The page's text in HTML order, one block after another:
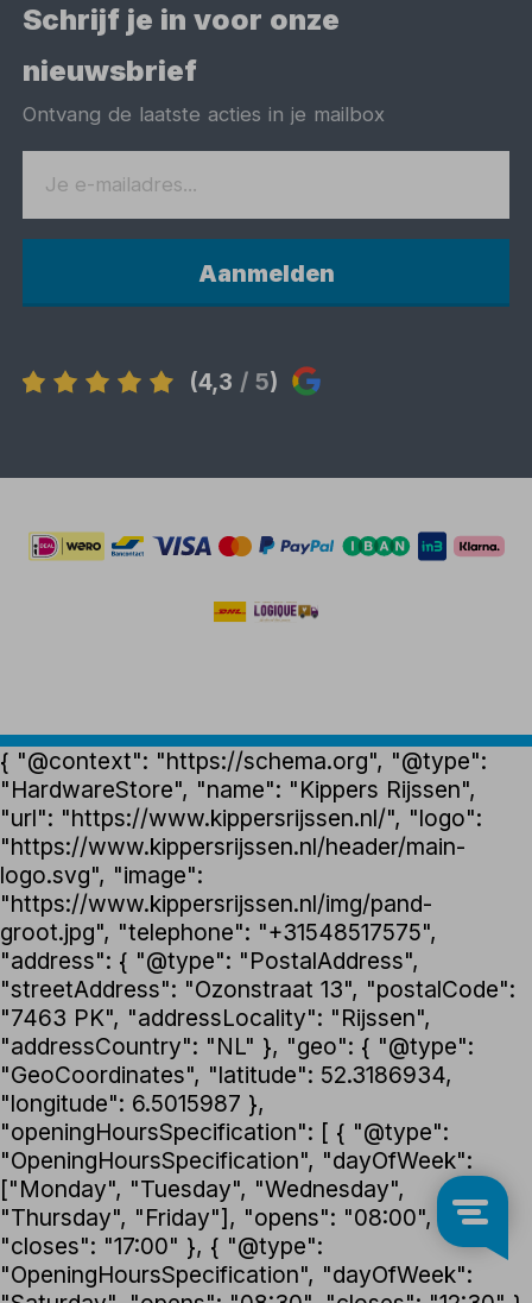
Schrijf je in voor onze
nieuwsbrief
Ontvang de laatste acties in je mailbox
Aanmelden
(4,3 / 5)
{ "@context": "https://schema.org", "@type":
"HardwareStore", "name": "Kippers Rijssen",
"url": "https://www.kippersrijssen.nl/", "logo":
"https://www.kippersrijssen.nl/header/main-
logo.svg", "image":
"https://www.kippersrijssen.nl/img/pand-
groot.jpg", "telephone": "+31548517575",
"address": { "@type": "PostalAddress",
"streetAddress": "Ozonstraat 13", "postalCode":
"7463 PK", "addressLocality": "Rijssen",
"addressCountry": "NL" }, "geo": { "@type":
"GeoCoordinates", "latitude": 52.3186934,
"longitude": 6.5015987 },
"openingHoursSpecification": [ { "@type":
"OpeningHoursSpecification", "dayOfWeek":
["Monday", "Tuesday", "Wednesday",
"Thursday", "Friday"], "opens": "08:00",
"closes": "17:00" }, { "@type":
"OpeningHoursSpecification", "dayOfWeek":